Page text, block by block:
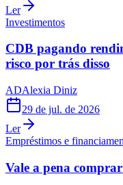
Ler
Investimentos
CDB pagando
risco por trás disso
ADAlexia Diniz
29 de jul. de 2026
Ler
Empréstimos e
Vale a pena